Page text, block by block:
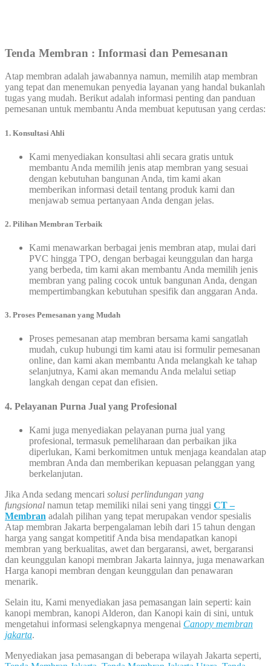
Tenda Membran : Informasi dan Pemesanan
Atap membran adalah jawabannya namun, memilih atap membran
yang tepat dan menemukan penyedia layanan yang handal bukanlah
tugas yang mudah. Berikut adalah informasi penting dan panduan
pemesanan untuk membantu Anda membuat keputusan yang cerdas:
1. Konsultasi Ahli
Kami menyediakan konsultasi ahli secara gratis untuk
membantu Anda memilih jenis atap membran yang sesuai
dengan kebutuhan bangunan Anda, tim kami akan
memberikan informasi detail tentang produk kami dan
menjawab semua pertanyaan Anda dengan jelas.
2. Pilihan Membran Terbaik
Kami menawarkan berbagai jenis membran atap, mulai dari
PVC hingga TPO, dengan berbagai keunggulan dan harga
yang berbeda, tim kami akan membantu Anda memilih jenis
membran yang paling cocok untuk bangunan Anda, dengan
mempertimbangkan kebutuhan spesifik dan anggaran Anda.
3. Proses Pemesanan yang Mudah
Proses pemesanan atap membran bersama kami sangatlah
mudah, cukup hubungi tim kami atau isi formulir pemesanan
online, dan kami akan membantu Anda melangkah ke tahap
selanjutnya, Kami akan memandu Anda melalui setiap
langkah dengan cepat dan efisien.
4. Pelayanan Purna Jual yang Profesional
Kami juga menyediakan pelayanan purna jual yang
profesional, termasuk pemeliharaan dan perbaikan jika
diperlukan, Kami berkomitmen untuk menjaga keandalan atap
membran Anda dan memberikan kepuasan pelanggan yang
berkelanjutan.
Jika Anda sedang mencari solusi perlindungan yang
fungsional namun tetap memiliki nilai seni yang tinggi CT –
Membran adalah pilihan yang tepat merupakan vendor spesialis
Atap membran Jakarta berpengalaman lebih dari 15 tahun dengan
harga yang sangat kompetitif Anda bisa mendapatkan kanopi
membran yang berkualitas, awet dan bergaransi, awet, bergaransi
dan keunggulan kanopi membran Jakarta lainnya, juga menawarkan
Harga kanopi membran dengan keunggulan dan penawaran
menarik.
Selain itu, Kami menyediakan jasa pemasangan lain seperti: kain
kanopi membran, kanopi Alderon, dan Kanopi kain di sini, untuk
mengetahui informasi selengkapnya mengenai Canopy membran
jakarta.
Menyediakan jasa pemasangan di beberapa wilayah Jakarta seperti,